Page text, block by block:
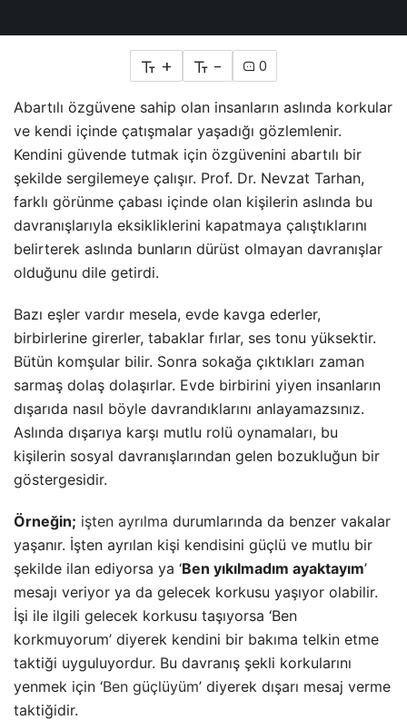
+ - 0
Abartılı özgüvene sahip olan insanların aslında korkular
ve kendi içinde çatışmalar yaşadığı gözlemlenir.
Kendini güvende tutmak için özgüvenini abartılı bir
şekilde sergilemeye çalışır. Prof. Dr. Nevzat Tarhan,
farklı görünme çabası içinde olan kişilerin aslında bu
davranışlarıyla eksikliklerini kapatmaya çalıştıklarını
belirterek aslında bunların dürüst olmayan davranışlar
olduğunu dile getirdi.
Bazı eşler vardır mesela, evde kavga ederler,
birbirlerine girerler, tabaklar fırlar, ses tonu yüksektir.
Bütün komşular bilir. Sonra sokağa çıktıkları zaman
sarmaş dolaş dolaşırlar. Evde birbirini yiyen insanların
dışarıda nasıl böyle davrandıklarını anlayamazsınız.
Aslında dışarıya karşı mutlu rolü oynamaları, bu
kişilerin sosyal davranışlarından gelen bozukluğun bir
göstergesidir.
Örneğin; işten ayrılma durumlarında da benzer vakalar
yaşanır. İşten ayrılan kişi kendisini güçlü ve mutlu bir
şekilde ilan ediyorsa ya ‘Ben yıkılmadım ayaktayım’
mesajı veriyor ya da gelecek korkusu yaşıyor olabilir.
İşi ile ilgili gelecek korkusu taşıyorsa ‘Ben
korkmuyorum’ diyerek kendini bir bakıma telkin etme
taktiği uyguluyordur. Bu davranış şekli korkularını
yenmek için ‘Ben güçlüyüm’ diyerek dışarı mesaj verme
taktiğidir.